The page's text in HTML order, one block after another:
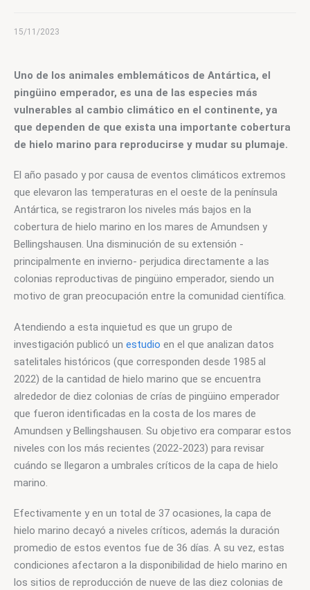
15/11/2023
Uno de los animales emblemáticos de Antártica, el
pingüino emperador, es una de las especies más
vulnerables al cambio climático en el continente, ya
que dependen de que exista una importante cobertura
de hielo marino para reproducirse y mudar su plumaje.
El año pasado y por causa de eventos climáticos extremos
que elevaron las temperaturas en el oeste de la península
Antártica, se registraron los niveles más bajos en la
cobertura de hielo marino en los mares de Amundsen y
Bellingshausen. Una disminución de su extensión -
principalmente en invierno- perjudica directamente a las
colonias reproductivas de pingüino emperador, siendo un
motivo de gran preocupación entre la comunidad científica.
Atendiendo a esta inquietud es que un grupo de
investigación publicó un estudio en el que analizan datos
satelitales históricos (que corresponden desde 1985 al
2022) de la cantidad de hielo marino que se encuentra
alrededor de diez colonias de crías de pingüino emperador
que fueron identificadas en la costa de los mares de
Amundsen y Bellingshausen. Su objetivo era comparar estos
niveles con los más recientes (2022-2023) para revisar
cuándo se llegaron a umbrales críticos de la capa de hielo
marino.
Efectivamente y en un total de 37 ocasiones, la capa de
hielo marino decayó a niveles críticos, además la duración
promedio de estos eventos fue de 36 días. A su vez, estas
condiciones afectaron a la disponibilidad de hielo marino en
los sitios de reproducción de nueve de las diez colonias de